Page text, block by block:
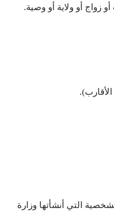
زواج أو ولاية أو وصية.
الأقارب).
التي أنشأتها وزارة